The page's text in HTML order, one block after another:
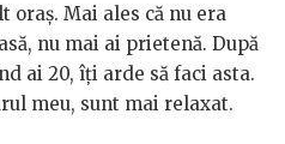
oraş. Mai ales că nu era
nu mai ai prietenă. După
ai 20, îţi arde să faci asta.
meu, sunt mai relaxat.